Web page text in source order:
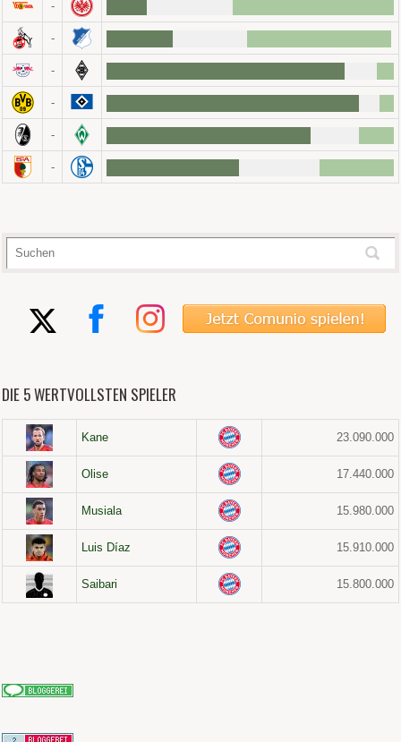
-
-
-
-
-
-
DIE 5 WERTVOLLSTEN SPIELER
Kane 23.090.000
Olise 17.440.000
Musiala 15.980.000
Luis Díaz 15.910.000
Saibari 15.800.000